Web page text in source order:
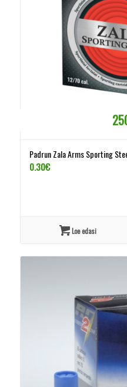
Padrun Zala Arms Sporting
0.30€
Loe edasi